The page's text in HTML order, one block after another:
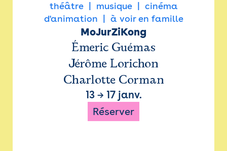
théâtre musique
cinéma
d'animation
à voir en famille
MoJurZiKong
Émeric Guémas
Jérôme Lorichon
Charlotte Corman
13→ 17 janv.
Réserver